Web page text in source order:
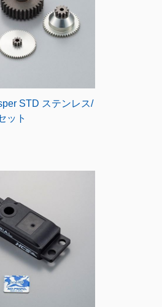
STD ステンレス/
ット